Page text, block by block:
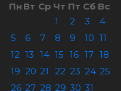
Пн Вт Ср Чт Пт Сб Вс
1
2 3
4
5
6 7 8 9 10 11
12 13 14 15 16 17 18
19 20 21 22 23 24 25
26 27 28 29 30 31